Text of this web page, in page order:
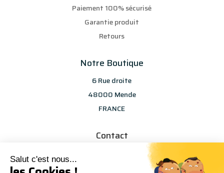
Salut c'est nous...
Paiement 100% sécurisé
Garantie produit
Retours
Notre Boutique
6 Rue droite
48000 Mende
FRANCE
Contact
info@les-selections-sandp.fr